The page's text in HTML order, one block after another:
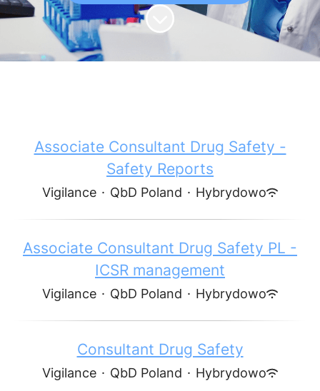
Przewiń do zawartości
Associate Consultant Drug Safety -
Safety Reports
Vigilance · QbD Poland · Hybrydowo
Associate Consultant Drug Safety PL -
ICSR management
Vigilance · QbD Poland · Hybrydowo
Consultant Drug Safety
Vigilance · QbD Poland · Hybrydowo